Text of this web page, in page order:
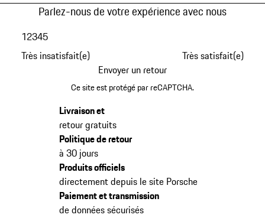
Parlez-nous de votre expérience avec nous
Très insatisfait(e)
12345
Très satisfait(e)
Envoyer un retour
Ce site est protégé par reCAPTCHA.
Livraison et
retour gratuits
Politique de retour
à 30 jours
Produits officiels
directement depuis le site Porsche
Paiement et transmission
de données sécurisés